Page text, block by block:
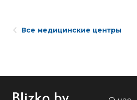
Все медицинские центры